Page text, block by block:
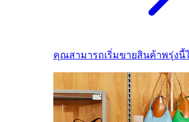
คุณสามารถเริ่มขายสินค้าพรุ่งนี้